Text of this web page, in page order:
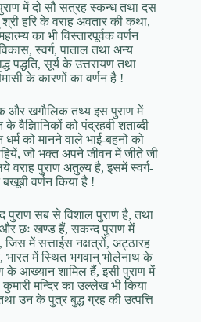
पुराण में दो सौ सत्रह स्कन्ध तथा दस
हरि के वराह अवतार की कथा,
का भी विस्तारपूर्वक वर्णन
स्वर्ग, पाताल तथा अन्य
पद्धति, सूर्य के उत्तरायण तथा
के कारणों का वर्णन है !
और खगौलिक तथ्य इस पुराण में
को पंद्रहवी शताब्दी
को मानने वाले भाई-बहनों को
जो भक्त अपने जीवन में जीते जी
वराह पुराण अतुल्य है, इसमें स्वर्ग-
वर्णन किया है !
पुराण सब से विशाल पुराण है, तथा
और छः खण्ड हैं, सकन्द पुराण में
जिस में सत्ताईस नक्षत्रों, अट्ठारह
भारत में स्थित भगवान् भोलेनाथ के
के आख्यान शामिल हैं, इसी पुराण में
मन्दिर का उल्लेख भी किया
उन के पुत्र बुद्ध ग्रह की उत्पत्ति